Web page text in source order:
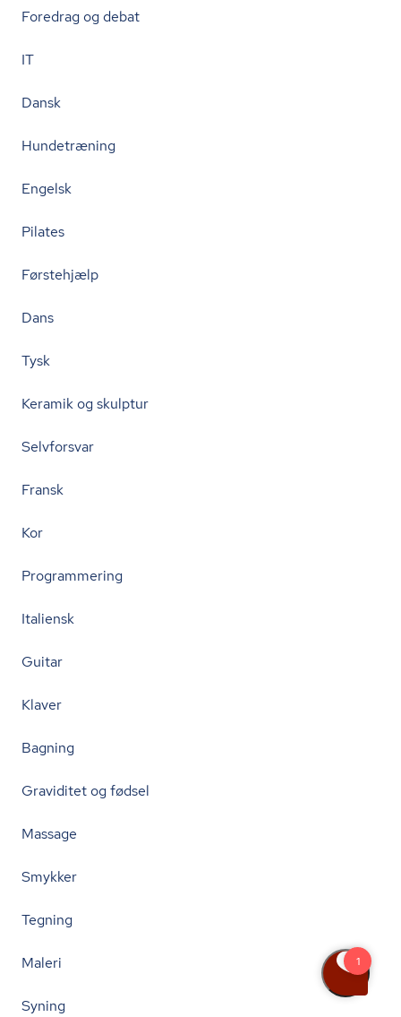
Foredrag og debat
IT
Dansk
Hundetræning
Engelsk
Pilates
Førstehjælp
Dans
Tysk
Keramik og skulptur
Selvforsvar
Fransk
Kor
Programmering
Italiensk
Guitar
Klaver
Bagning
Graviditet og fødsel
Massage
Smykker
Tegning
Maleri
Syning